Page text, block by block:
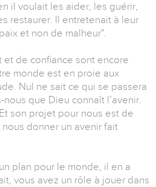
il voulait les aider, les guérir,
restaurer. Il entretenait à leur
et non de malheur".
de confiance sont encore
monde est en proie aux
Nul ne sait ce qui se passera
que Dieu connaît l’avenir.
son projet pour nous est de
donner un avenir fait
plan pour le monde, il en a
vous avez un rôle à jouer dans